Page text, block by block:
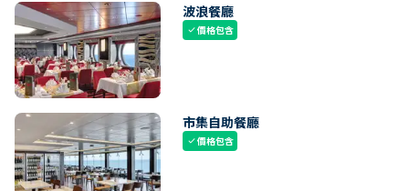
波浪餐廳
check價格包含
市集自助餐廳
check價格包含